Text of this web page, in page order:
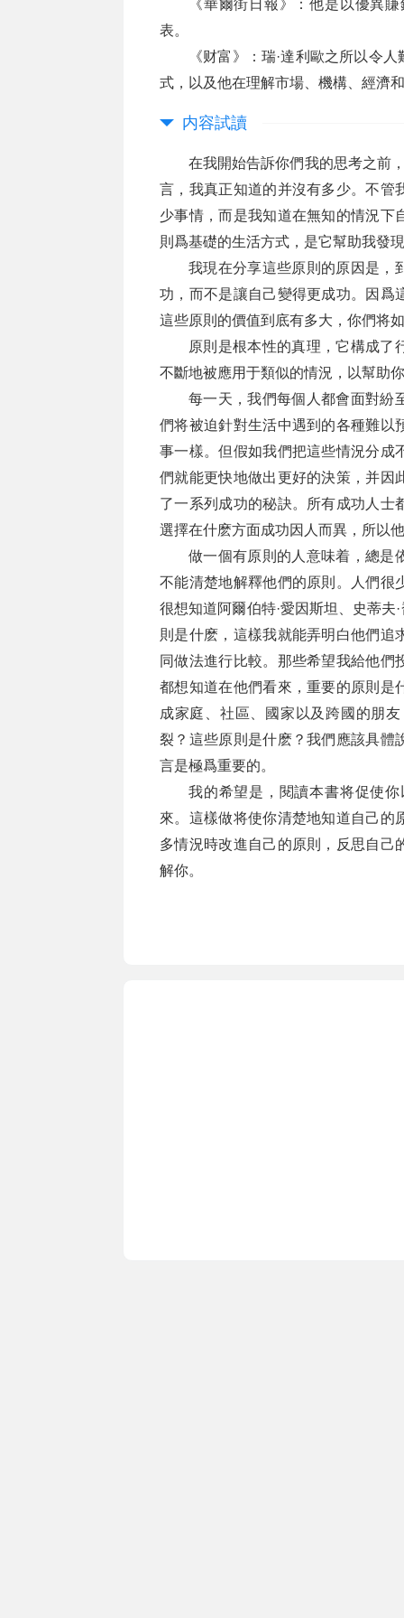
《華爾街日報》：他是以優異
表。
《财富》：瑞·達利歐之所以令
式，以及他在理解市場、機構、經濟
内容試讀
在我開始告訴你們我的思考之前
言，我真正知道的并沒有多少。不管
少事情，而是我知道在無知的情況下
則爲基礎的生活方式，是它幫助我發
我現在分享這些原則的原因是，
功，而不是讓自己變得更成功。因爲
這些原則的價值到底有多大，你們将
原則是根本性的真理，它構成了
不斷地被應用于類似的情況，以幫助
每一天，我們每個人都會面對紛
們将被迫針對生活中遇到的各種難以
事一樣。但假如我們把這些情況分成
們就能更快地做出更好的決策，并因
了一系列成功的秘訣。所有成功人士
選擇在什麽方面成功因人而異，所以
做一個有原則的人意味着，總是
不能清楚地解釋他們的原則。人們很
很想知道阿爾伯特·愛因斯坦、史蒂夫
則是什麽，這樣我就能弄明白他們追
同做法進行比較。那些希望我給他
都想知道在他們看來，重要的原則是
成家庭、社區、國家以及跨國的朋
裂？這些原則是什麽？我們應該具體
言是極爲重要的。
我的希望是，閱讀本書将促使
來。這樣做将使你清楚地知道自己的
多情況時改進自己的原則，反思自己
解你。